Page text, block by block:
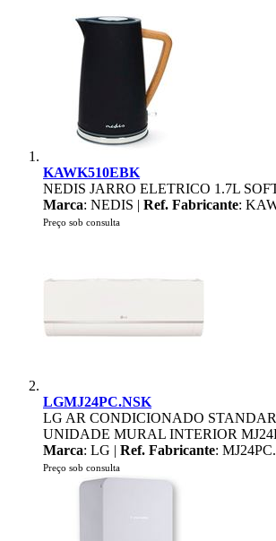
KAWK510EBK
NEDIS JARRO ELETRICO 1.7L
Marca: NEDIS | Ref. Fabricante:
Preço sob consulta
LGMJ24PC.NSK
LG AR CONDICIONADO
UNIDADE MURAL INTERIOR
Marca: LG | Ref. Fabricante:
Preço sob consulta